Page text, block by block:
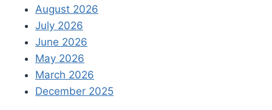
August 2026
July 2026
June 2026
May 2026
March 2026
December 2025